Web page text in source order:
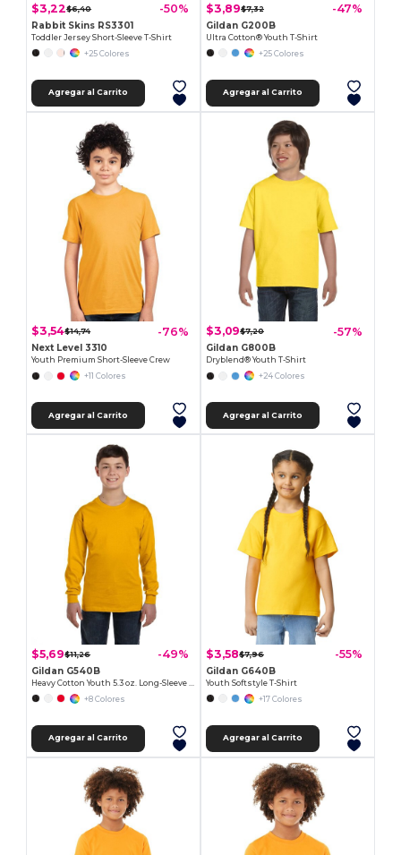
$3,22$6,40 -50%
Rabbit Skins RS3301
Toddler Jersey Short-Sleeve T-Shirt
+25 Colores
Agregar al Carrito
$3,89$7,32 -47%
Gildan G200B
Ultra Cotton® Youth T-Shirt
+25 Colores
Agregar al Carrito
$3,54$14,74 -76%
Next Level 3310
Youth Premium Short-Sleeve Crew
+11 Colores
Agregar al Carrito
$3,09$7,20 -57%
Gildan G800B
Dryblend® Youth T-Shirt
+24 Colores
Agregar al Carrito
$5,69$11,26 -49%
Gildan G540B
+8 Colores
Agregar al Carrito
$3,58$7,96 -55%
Gildan G640B
Youth Softstyle T-Shirt
+17 Colores
Agregar al Carrito